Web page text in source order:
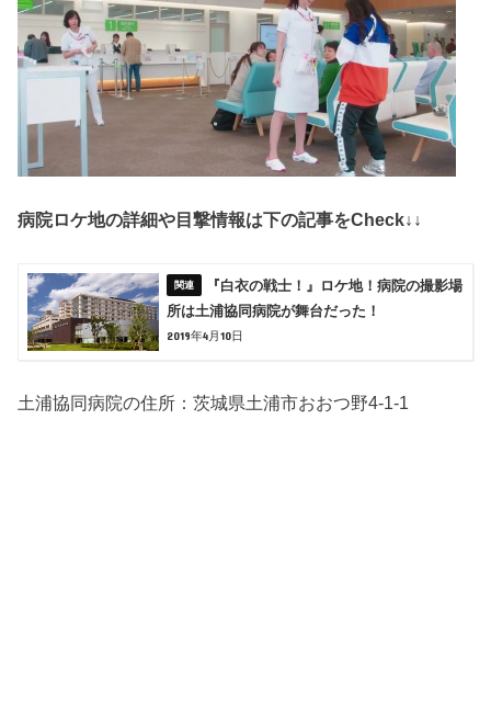
病院ロケ地の詳細や目撃情報は下の記事をCheck↓↓
『白衣の戦士！』ロケ地！病院の撮影場
所は土浦協同病院が舞台だった！
2019年4月10日
土浦協同病院の住所：茨城県土浦市おおつ野4-1-1